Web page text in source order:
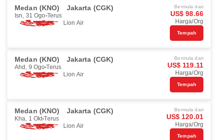
Medan (KNO) Jakarta (CGK)
Isn, 31 Ogo Terus
Lion Air
Bermula dari
US$ 98.66
Harga/Org
Tempah
Medan (KNO) Jakarta (CGK)
Ahd, 9 Ogo Terus
Lion Air
Bermula dari
US$ 119.11
Harga/Org
Tempah
Medan (KNO) Jakarta (CGK)
Kha, 1 Okt Terus
Lion Air
Bermula dari
US$ 120.01
Harga/Org
Tempah